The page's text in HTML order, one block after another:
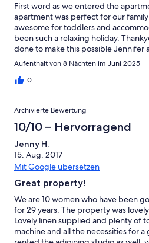
First word as we entered the
apartment was perfect for our
awesome for toddlers and
been such a relaxing holiday.
done to make this possible Jennifer
and have done have definitely not
Aufenthalt von 8 Nächten im Juni 2025
0
Archivierte Bewertung
10/10 – Hervorragend
Jenny H.
15. Aug. 2017
Mit Google übersetzen
Great property!
We are 10 women who have been
for 29 years. The property was
Lovely linen supplied and plenty of
machine and all the necessities for